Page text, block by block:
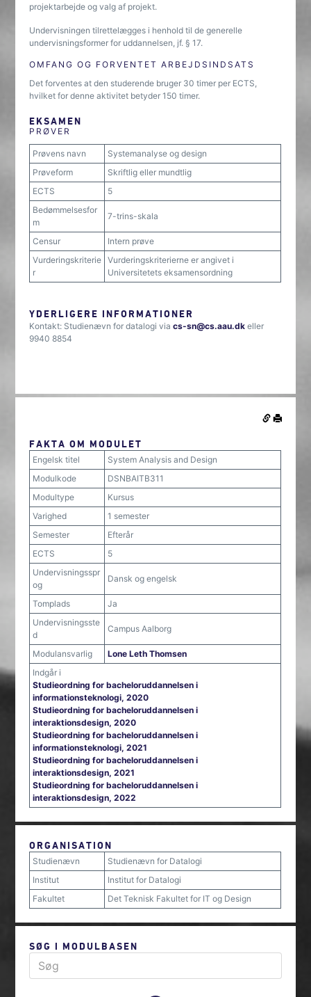
projektarbejde og valg af projekt.
Undervisningen tilrettelægges i henhold til de generelle
undervisningsformer for uddannelsen, jf. § 17.
OMFANG OG FORVENTET ARBEJDSINDSATS
Det forventes at den studerende bruger 30 timer per ECTS,
hvilket for denne aktivitet betyder 150 timer.
EKSAMEN
PRØVER
Prøvens navn
Systemanalyse og design
Prøveform
Skriftlig eller mundtlig
ECTS
5
Bedømmelsesfor
m
7-trins-skala
Censur
Intern prøve
Vurderingskriterie
r
Vurderingskriterierne er angivet i
Universitetets eksamensordning
YDERLIGERE INFORMATIONER
Kontakt: Studienævn for datalogi viacs-sn@cs.aau.dk eller
9940 8854
FAKTA OM MODULET
Engelsk titel
System Analysis and Design
Modulkode
DSNBAITB311
Modultype
Kursus
Varighed
1 semester
Semester
Efterår
ECTS
5
Undervisningsspr
og
Dansk og engelsk
Tomplads
Ja
Undervisningsste
d
Campus Aalborg
Modulansvarlig
Lone Leth Thomsen
Indgår i
Studieordning for bacheloruddannelsen i
informationsteknologi, 2020
Studieordning for bacheloruddannelsen i
interaktionsdesign, 2020
Studieordning for bacheloruddannelsen i
informationsteknologi, 2021
Studieordning for bacheloruddannelsen i
interaktionsdesign, 2021
Studieordning for bacheloruddannelsen i
interaktionsdesign, 2022
ORGANISATION
Studienævn
Studienævn for Datalogi
Institut
Institut for Datalogi
Fakultet
Det Teknisk Fakultet for IT og Design
SØG I MODULBASEN